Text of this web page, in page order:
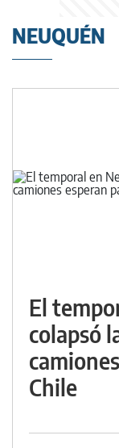
NEUQUÉN
El
colapsó
Chile